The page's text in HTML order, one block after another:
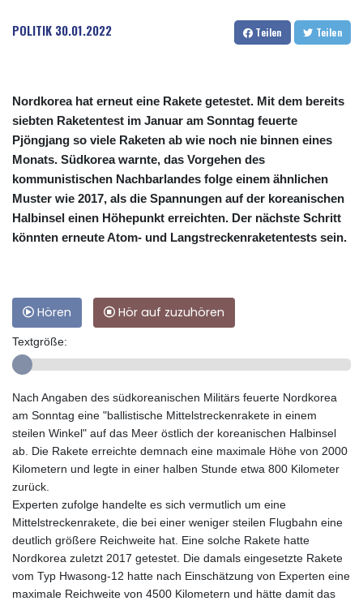
POLITIK 30.01.2022 Teilen Teilen
Nordkorea hat erneut eine Rakete getestet. Mit dem bereits
siebten Raketentest im Januar am Sonntag feuerte
Pjöngjang so viele Raketen ab wie noch nie binnen eines
Monats. Südkorea warnte, das Vorgehen des
kommunistischen Nachbarlandes folge einem ähnlichen
Muster wie 2017, als die Spannungen auf der koreanischen
Halbinsel einen Höhepunkt erreichten. Der nächste Schritt
könnten erneute Atom- und Langstreckenraketentests sein.
Hören Hör auf zuzuhören
Textgröße:
Nach Angaben des südkoreanischen Militärs feuerte Nordkorea
am Sonntag eine "ballistische Mittelstreckenrakete in einem
steilen Winkel" auf das Meer östlich der koreanischen Halbinsel
ab. Die Rakete erreichte demnach eine maximale Höhe von 2000
Kilometern und legte in einer halben Stunde etwa 800 Kilometer
zurück.
Experten zufolge handelte es sich vermutlich um eine
Mittelstreckenrakete, die bei einer weniger steilen Flugbahn eine
deutlich größere Reichweite hat. Eine solche Rakete hatte
Nordkorea zuletzt 2017 getestet. Die damals eingesetzte Rakete
vom Typ Hwasong-12 hatte nach Einschätzung von Experten eine
maximale Reichweite von 4500 Kilometern und hätte damit das